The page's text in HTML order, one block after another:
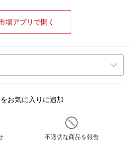
場アプリで開く
お気に入りに追加
不適切な商品を報告